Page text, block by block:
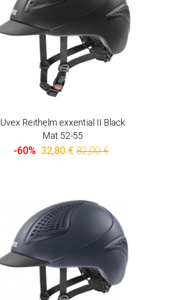
Uvex Reithelm exxential II Black
Mat 52-55
-60% 32,80 € 82,00 €